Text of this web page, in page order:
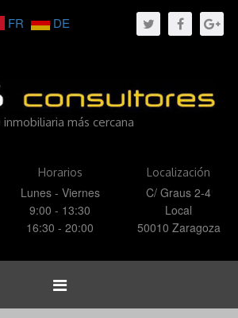
inmobiliaria más cercana
Horarios
Lunes - Viernes
9:00 - 13:30
16:30 - 20:00
Localización
C/ Graus 2-4
Local
50010 Zaragoza
Toggle
FR DE